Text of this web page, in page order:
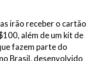
irão receber o cartão
além de um kit de
fazem parte do
Brasil, desenvolvido